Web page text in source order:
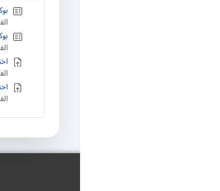
بوكليت (١) على
بوكليت (۱) على
اختبار
اختبار